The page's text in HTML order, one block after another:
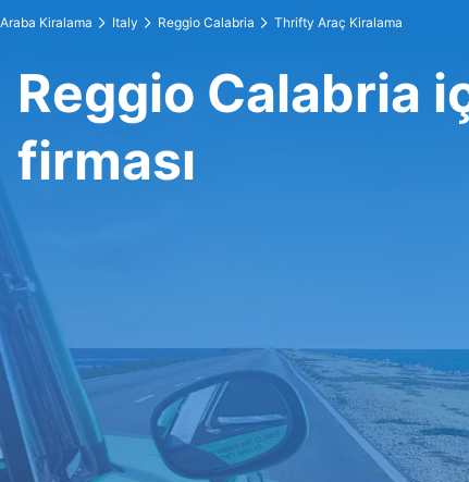
Araba Kiralama Italy Reggio Calabria Thrifty Araç Kiralama
Reggio Calabria
firması